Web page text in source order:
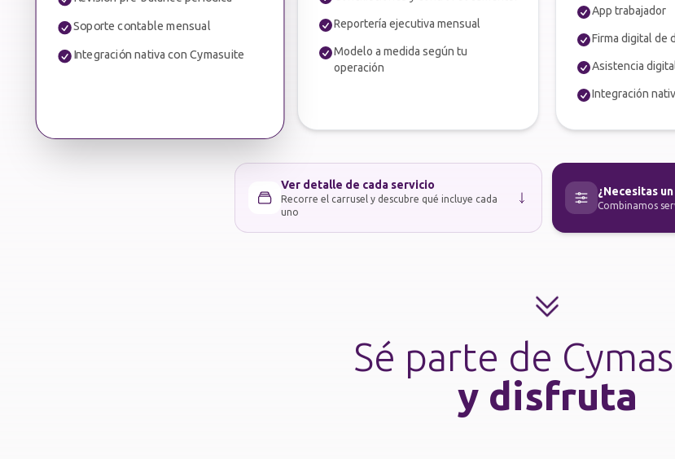
Soporte contable mensual
Integración nativa con Cymasuite
Reportería ejecutiva mensual
Modelo a medida según tu
operación
App trabajador
Firma digital de
Asistencia
Integración
Ver detalle de cada servicio
Recorre el carrusel y descubre qué incluye cada
uno
¿Necesitas
Combinamos
Sé parte de
y disfruta